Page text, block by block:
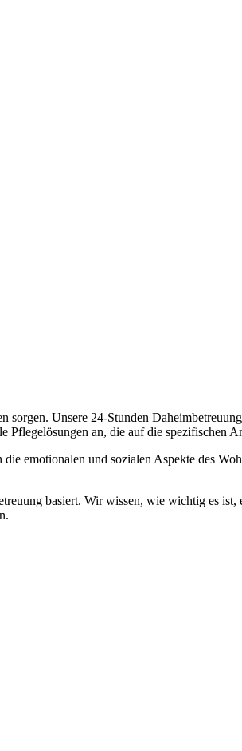
Unsere 24-Stunden
an, die auf die spezifischen
emotionalen und sozialen Aspekte des
basiert. Wir wissen, wie wichtig es